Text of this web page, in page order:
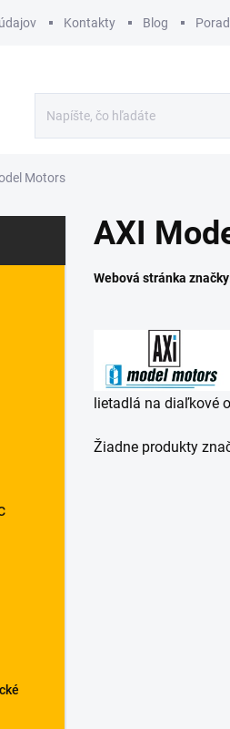
Kontakty Blog
Motors
AXI
Webová stránka
lietadlá na diaľkové
Žiadne produkty